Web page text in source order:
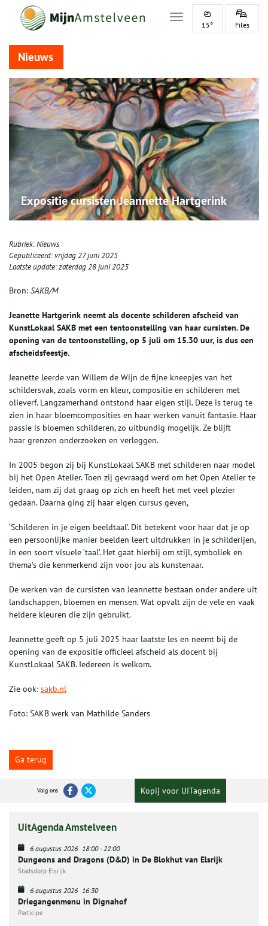
Toggle navigation
15° Files
Nieuws
Expositie cursisten Jeannette Hartgerink
Rubriek:Nieuws
Gepubliceerd:vrijdag 27 juni 2025
Laatste update:zaterdag 28 juni 2025
Bron: SAKB/M
Jeanette Hartgerink neemt als docente schilderen afscheid van
KunstLokaal SAKB met een tentoonstelling van haar cursisten. De
opening van de tentoonstelling, op 5 juli om 15.30 uur, is dus een
afscheidsfeestje.
Jeanette leerde van Willem de Wijn de fijne kneepjes van het
schildersvak, zoals vorm en kleur, compositie en schilderen met
olieverf. Langzamerhand ontstond haar eigen stijl. Deze is terug te
zien in haar bloemcomposities en haar werken vanuit fantasie. Haar
passie is bloemen schilderen, zo uitbundig mogelijk. Ze blijft
haar grenzen onderzoeken en verleggen.
In 2005 begon zij bij KunstLokaal SAKB met schilderen naar model
bij het Open Atelier. Toen zij gevraagd werd om het Open Atelier te
leiden, nam zij dat graag op zich en heeft het met veel plezier
gedaan. Daarna ging zij haar eigen cursus geven,
‘Schilderen in je eigen beeldtaal’. Dit betekent voor haar dat je op
een persoonlijke manier beelden leert uitdrukken in je schilderijen,
in een soort visuele ‘taal’. Het gaat hierbij om stijl, symboliek en
thema’s die kenmerkend zijn voor jou als kunstenaar.
De werken van de cursisten van Jeannette bestaan onder andere uit
landschappen, bloemen en mensen. Wat opvalt zijn de vele en vaak
heldere kleuren die zijn gebruikt.
Jeannette geeft op 5 juli 2025 haar laatste les en neemt bij de
opening van de expositie officieel afscheid als docent bij
KunstLokaal SAKB. Iedereen is welkom.
Zie ook: sakb.nl
Foto: SAKB werk van Mathilde Sanders
Ga terug
Volg ons Kopij voor UITagenda
UitAgenda Amstelveen
6 augustus 2026 18:00-22:00
Dungeons and Dragons (D&D) in De Blokhut van Elsrijk
Stadsdorp Elsrijk
6 augustus 2026 16:30
Driegangenmenu in Dignahof
Participe